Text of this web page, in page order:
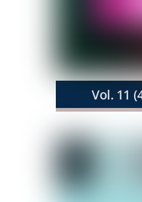
Vol. 11